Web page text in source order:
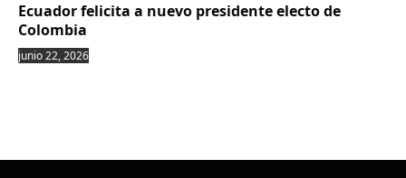
Ecuador felicita a nuevo presidente electo de
Colombia
junio 22, 2026